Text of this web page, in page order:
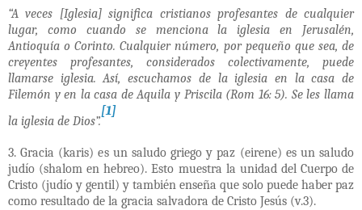
“A veces [Iglesia] significa cristianos profesantes de cualquier
lugar, como cuando se menciona la iglesia en Jerusalén,
Antioquía o Corinto. Cualquier número, por pequeño que sea, de
creyentes profesantes, considerados colectivamente, puede
llamarse iglesia. Así, escuchamos de la iglesia en la casa de
Filemón y en la casa de Aquila y Priscila (Rom 16: 5). Se les llama
la iglesia de Dios”.
[1]
3. Gracia (karis) es un saludo griego y paz (eirene) es un saludo
judío (shalom en hebreo). Esto muestra la unidad del Cuerpo de
Cristo (judío y gentil) y también enseña que solo puede haber paz
como resultado de la gracia salvadora de Cristo Jesús (v.3).